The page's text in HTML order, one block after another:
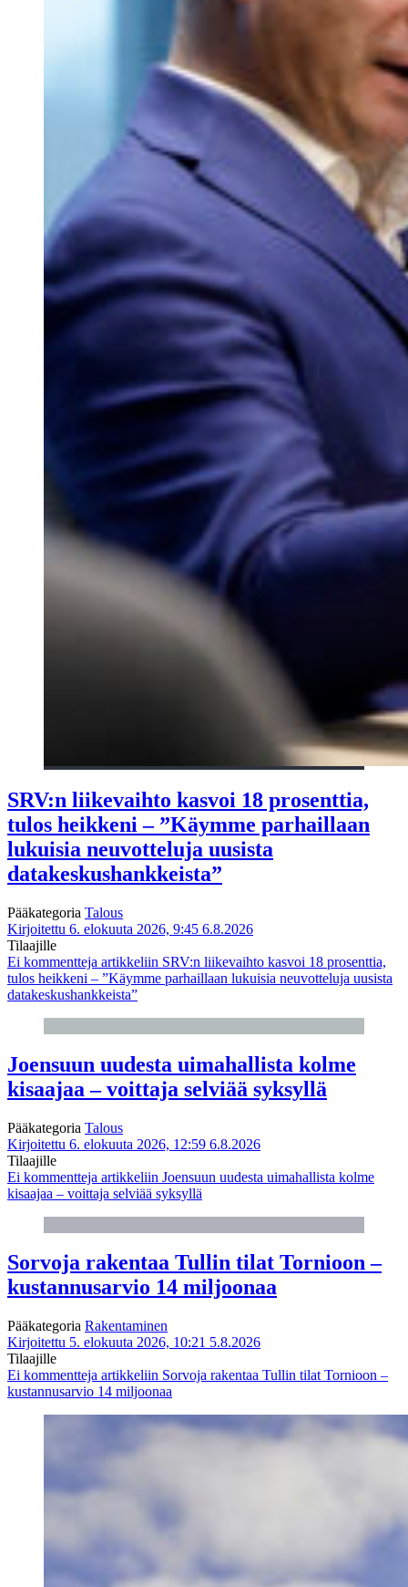
SRV:n liikevaihto kasvoi 18 prosenttia,
tulos heikkeni – ”Käymme parhaillaan
lukuisia neuvotteluja uusista
datakeskushankkeista”
Pääkategoria Talous
Kirjoitettu 6. elokuuta 2026, 9:45 6.8.2026
Tilaajille
Ei kommentteja artikkeliin SRV:n liikevaihto kasvoi 18 prosenttia,
tulos heikkeni – ”Käymme parhaillaan lukuisia neuvotteluja uusista
datakeskushankkeista”
Joensuun uudesta uimahallista kolme
kisaajaa – voittaja selviää syksyllä
Pääkategoria Talous
Kirjoitettu 6. elokuuta 2026, 12:59 6.8.2026
Tilaajille
Ei kommentteja artikkeliin Joensuun uudesta uimahallista kolme
kisaajaa – voittaja selviää syksyllä
Sorvoja rakentaa Tullin tilat Tornioon –
kustannusarvio 14 miljoonaa
Pääkategoria Rakentaminen
Kirjoitettu 5. elokuuta 2026, 10:21 5.8.2026
Tilaajille
Ei kommentteja artikkeliin Sorvoja rakentaa Tullin tilat Tornioon –
kustannusarvio 14 miljoonaa